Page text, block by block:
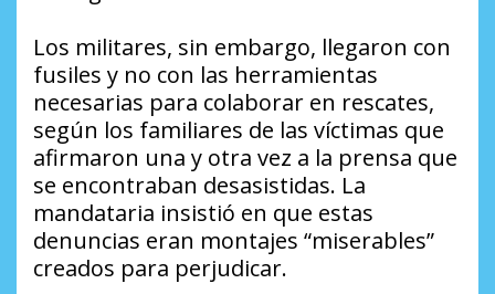
Los militares, sin embargo, llegaron con
fusiles y no con las herramientas
necesarias para colaborar en rescates,
según los familiares de las víctimas que
afirmaron una y otra vez a la prensa que
se encontraban desasistidas. La
mandataria insistió en que estas
denuncias eran montajes “miserables”
creados para perjudicar.